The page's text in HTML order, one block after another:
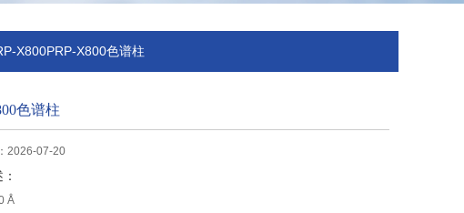
X800PRP-X800色谱柱
色谱柱
2026-07-20
Å